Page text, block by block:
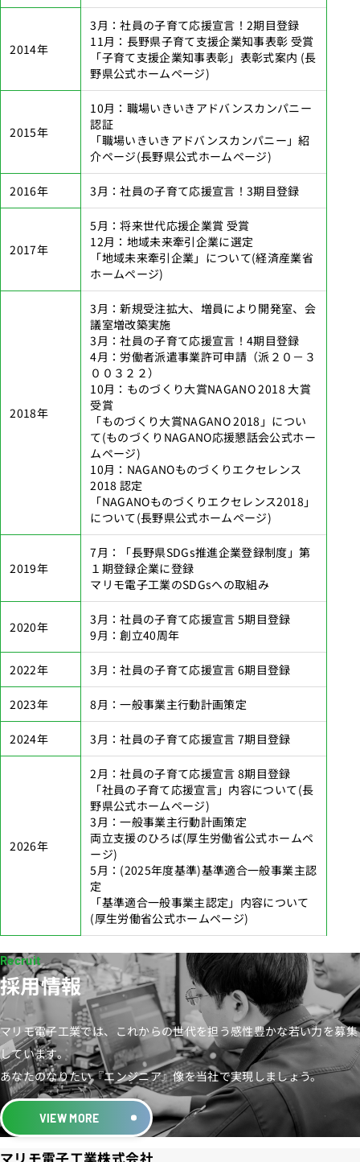
2014年
3月：社員の子育て応援宣言！2期目登録
11月：長野県子育て支援企業知事表彰 受賞
「子育て支援企業知事表彰」表彰式案内 (長
野県公式ホームページ)
2015年
10月：職場いきいきアドバンスカンパニー
認証
「職場いきいきアドバンスカンパニー」紹
介ページ(長野県公式ホームページ)
2016年 3月：社員の子育て応援宣言！3期目登録
2017年
5月：将来世代応援企業賞 受賞
12月：地域未来牽引企業に選定
「地域未来牽引企業」について(経済産業省
ホームページ)
2018年
3月：新規受注拡大、増員により開発室、会
議室増改築実施
3月：社員の子育て応援宣言！4期目登録
4月：労働者派遣事業許可申請（派２０－３
００３２２）
10月：ものづくり大賞NAGANO 2018 大賞
受賞
「ものづくり大賞NAGANO 2018」につい
て(ものづくりNAGANO応援懇話会公式ホー
ムページ)
10月：NAGANOものづくりエクセレンス
2018 認定
「NAGANOものづくりエクセレンス2018」
について(長野県公式ホームページ)
2019年
7月：「長野県SDGs推進企業登録制度」第
１期登録企業に登録
マリモ電子工業のSDGsへの取組み
2020年
3月：社員の子育て応援宣言 5期目登録
9月：創立40周年
2022年 3月：社員の子育て応援宣言 6期目登録
2023年 8月：一般事業主行動計画策定
2024年 3月：社員の子育て応援宣言 7期目登録
2026年
2月：社員の子育て応援宣言 8期目登録
「社員の子育て応援宣言」内容について(長
野県公式ホームページ)
3月：一般事業主行動計画策定
両立支援のひろば(厚生労働省公式ホームペ
ージ)
5月：(2025年度基準)基準適合一般事業主認
定
「基準適合一般事業主認定」内容について
(厚生労働省公式ホームページ)
採用情報
マリモ電子工業では、これからの世代を担う感性豊かな若い力を募集
しています。
あなたのなりたい『エンジニア』像を当社で実現しましょう。
VIEW MORE
マリモ電子工業株式会社